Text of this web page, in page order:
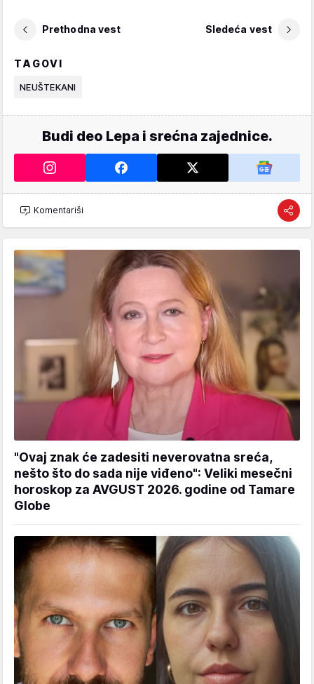
Prethodna vest Sledeća vest
TAGOVI
NEUŠTEKANI
Budi deo Lepa i srećna zajednice.
Komentariši
"Ovaj znak će zadesiti neverovatna sreća,
nešto što do sada nije viđeno": Veliki mesečni
horoskop za AVGUST 2026. godine od Tamare
Globe